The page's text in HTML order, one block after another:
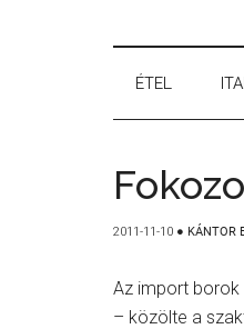
ÉTEL ITAL
2011-11-10 ● KÁNTOR
Az import borok
– közölte a